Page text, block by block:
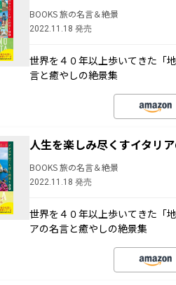
BOOKS 旅の名言＆絶景
2022.11.18 発売
世界を４０年以上歩いてきた「
言と癒やしの絶景集
人生を楽しみ尽くすイタリ
BOOKS 旅の名言＆絶景
2022.11.18 発売
世界を４０年以上歩いてきた「
アの名言と癒やしの絶景集